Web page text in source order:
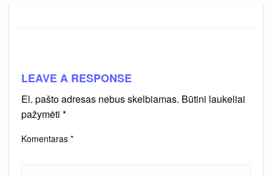
LEAVE A RESPONSE
El. pašto adresas nebus skelbiamas. Būtini laukeliai
pažymėti *
Komentaras *